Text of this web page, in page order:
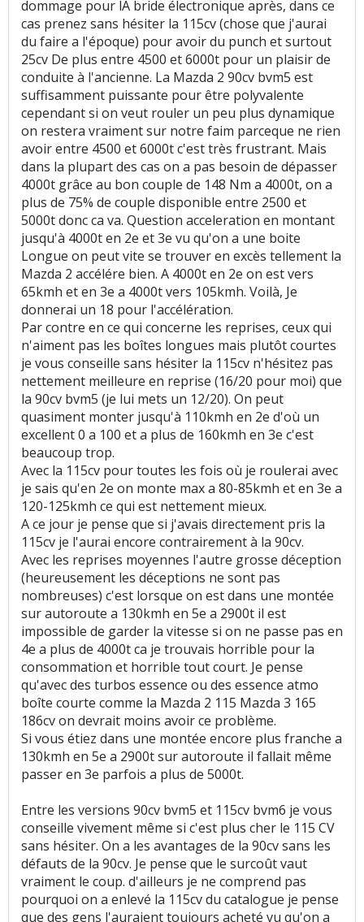
dommage pour lA bride électronique après, dans ce
cas prenez sans hésiter la 115cv (chose que j'aurai
du faire a l'époque) pour avoir du punch et surtout
25cv De plus entre 4500 et 6000t pour un plaisir de
conduite à l'ancienne. La Mazda 2 90cv bvm5 est
suffisamment puissante pour être polyvalente
cependant si on veut rouler un peu plus dynamique
on restera vraiment sur notre faim parceque ne rien
avoir entre 4500 et 6000t c'est très frustrant. Mais
dans la plupart des cas on a pas besoin de dépasser
4000t grâce au bon couple de 148 Nm a 4000t, on a
plus de 75% de couple disponible entre 2500 et
5000t donc ca va. Question acceleration en montant
jusqu'à 4000t en 2e et 3e vu qu'on a une boite
Longue on peut vite se trouver en excès tellement la
Mazda 2 accélére bien. A 4000t en 2e on est vers
65kmh et en 3e a 4000t vers 105kmh. Voilà, Je
donnerai un 18 pour l'accélération.
Par contre en ce qui concerne les reprises, ceux qui
n'aiment pas les boîtes longues mais plutôt courtes
je vous conseille sans hésiter la 115cv n'hésitez pas
nettement meilleure en reprise (16/20 pour moi) que
la 90cv bvm5 (je lui mets un 12/20). On peut
quasiment monter jusqu'à 110kmh en 2e d'où un
excellent 0 a 100 et a plus de 160kmh en 3e c'est
beaucoup trop.
Avec la 115cv pour toutes les fois où je roulerai avec
je sais qu'en 2e on monte max a 80-85kmh et en 3e a
120-125kmh ce qui est nettement mieux.
A ce jour je pense que si j'avais directement pris la
115cv je l'aurai encore contrairement à la 90cv.
Avec les reprises moyennes l'autre grosse déception
(heureusement les déceptions ne sont pas
nombreuses) c'est lorsque on est dans une montée
sur autoroute a 130kmh en 5e a 2900t il est
impossible de garder la vitesse si on ne passe pas en
4e a plus de 4000t ca je trouvais horrible pour la
consommation et horrible tout court. Je pense
qu'avec des turbos essence ou des essence atmo
boîte courte comme la Mazda 2 115 Mazda 3 165
186cv on devrait moins avoir ce problème.
Si vous étiez dans une montée encore plus franche a
130kmh en 5e a 2900t sur autoroute il fallait même
passer en 3e parfois a plus de 5000t.
Entre les versions 90cv bvm5 et 115cv bvm6 je vous
conseille vivement même si c'est plus cher le 115 CV
sans hésiter. On a les avantages de la 90cv sans les
défauts de la 90cv. Je pense que le surcoût vaut
vraiment le coup. d'ailleurs je ne comprend pas
pourquoi on a enlevé la 115cv du catalogue je pense
que des gens l'auraient toujours acheté vu qu'on a